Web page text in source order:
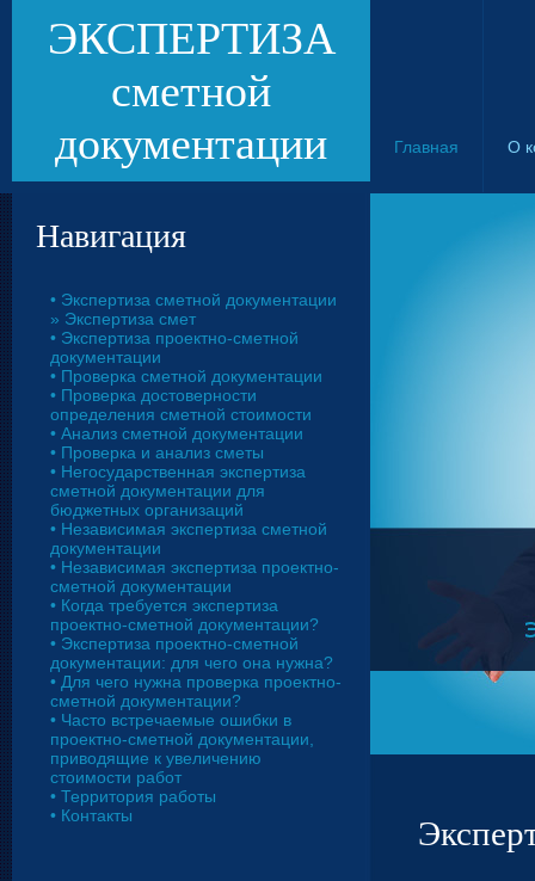
ЭКСПЕРТИЗА
сметной
документации
Главная О
Навигация
• Экспертиза сметной документации
» Экспертиза смет
• Экспертиза проектно-сметной
документации
• Проверка сметной документации
• Проверка достоверности
определения сметной стоимости
• Анализ сметной документации
• Проверка и анализ сметы
• Негосударственная экспертиза
сметной документации для
бюджетных организаций
• Независимая экспертиза сметной
документации
• Независимая экспертиза проектно-
сметной документации
• Когда требуется экспертиза
проектно-сметной документации?
• Экспертиза проектно-сметной
документации: для чего она нужна?
• Для чего нужна проверка проектно-
сметной документации?
• Часто встречаемые ошибки в
проектно-сметной документации,
приводящие к увеличению
стоимости работ
• Территория работы
• Контакты